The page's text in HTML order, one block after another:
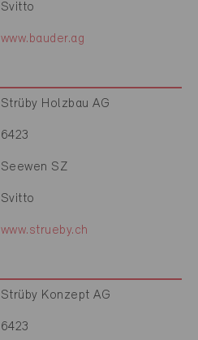
Svitto
www.bauder.ag
Strüby Holzbau AG
6423
Seewen SZ
Svitto
www.strueby.ch
Strüby Konzept AG
6423